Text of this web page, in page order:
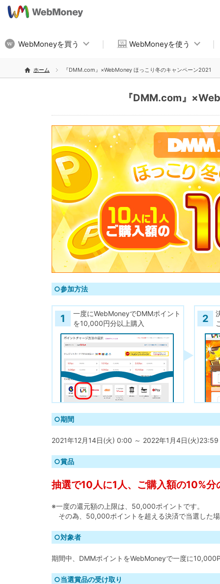
WebMoneyを買う WebMoneyを使う
ホーム 『DMM.com』×WebMoney ほっこり冬のキャンペーン2021
『DMM.com』
○参加方法
1
一度にWebMoneyでDMMポイント
を10,000円分以上購入
2
○期間
2021年12月14日(火) 0:00 ～ 2022年1月4日(火)23:59
○賞品
抽選で10人に1人、ご購入額の10%
※一度の還元額の上限は、50,000ポイントです。
その為、50,000ポイントを超える決済で当選した
○対象者
期間中、DMMポイントをWebMoneyで一度に
○当選賞品の受け取り